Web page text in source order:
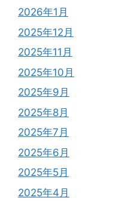
2026年1月
2025年12月
2025年11月
2025年10月
2025年9月
2025年8月
2025年7月
2025年6月
2025年5月
2025年4月